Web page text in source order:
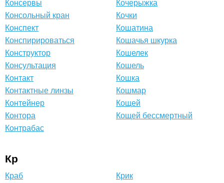
Консервы
Консольный кран
Конспект
Конспирироваться
Конструктор
Консультация
Контакт
Контактные линзы
Контейнер
Контора
Контрабас
Кочерыжка
Кочки
Кошатина
Кошачья шкурка
Кошелек
Кошель
Кошка
Кошмар
Кощей
Кощей бессмертный
Кр
Краб
Крик